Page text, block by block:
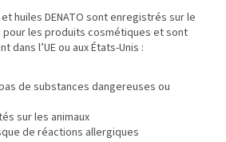
huiles DENATO sont enregistrés sur le
pour les produits cosmétiques et sont
dans l’UE ou aux États-Unis :
de substances dangereuses ou
sur les animaux
de réactions allergiques